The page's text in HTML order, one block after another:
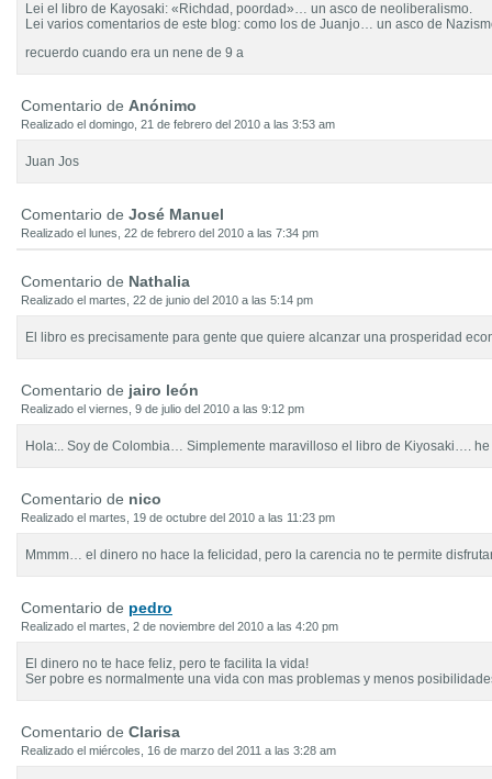
Lei el libro de Kayosaki: «Richdad, poordad»… un asco de neoliberalismo.
Lei varios comentarios de este blog: como los de Juanjo… un asco de
recuerdo cuando era un nene de 9 a
Comentario de Anónimo
Realizado el domingo, 21 de febrero del 2010 a las 3:53 am
Juan Jos
Comentario de José Manuel
Realizado el lunes, 22 de febrero del 2010 a las 7:34 pm
Comentario de Nathalia
Realizado el martes, 22 de junio del 2010 a las 5:14 pm
El libro es precisamente para gente que quiere alcanzar una prosperidad
Comentario de jairo león
Realizado el viernes, 9 de julio del 2010 a las 9:12 pm
Hola:.. Soy de Colombia… Simplemente maravilloso el libro de Kiyosaki…. he
Comentario de nico
Realizado el martes, 19 de octubre del 2010 a las 11:23 pm
Mmmm… el dinero no hace la felicidad, pero la carencia no te permite
Comentario de pedro
Realizado el martes, 2 de noviembre del 2010 a las 4:20 pm
El dinero no te hace feliz, pero te facilita la vida!
Ser pobre es normalmente una vida con mas problemas y menos
Comentario de Clarisa
Realizado el miércoles, 16 de marzo del 2011 a las 3:28 am